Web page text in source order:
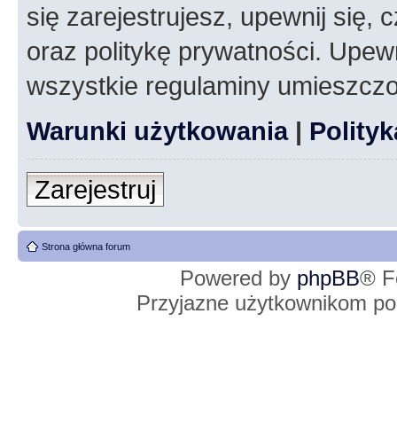
się zarejestrujesz, upewnij się,
oraz politykę prywatności.
wszystkie regulaminy
Warunki użytkowania|
Zarejestruj
Strona główna forum
Powered by phpBB®
Przyjazne użytkownikom